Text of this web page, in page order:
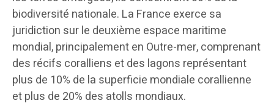
biodiversité nationale. La France exerce sa
juridiction sur le deuxième espace maritime
mondial, principalement en Outre-mer, comprenant
des récifs coralliens et des lagons représentant
plus de 10% de la superficie mondiale corallienne
et plus de 20% des atolls mondiaux.